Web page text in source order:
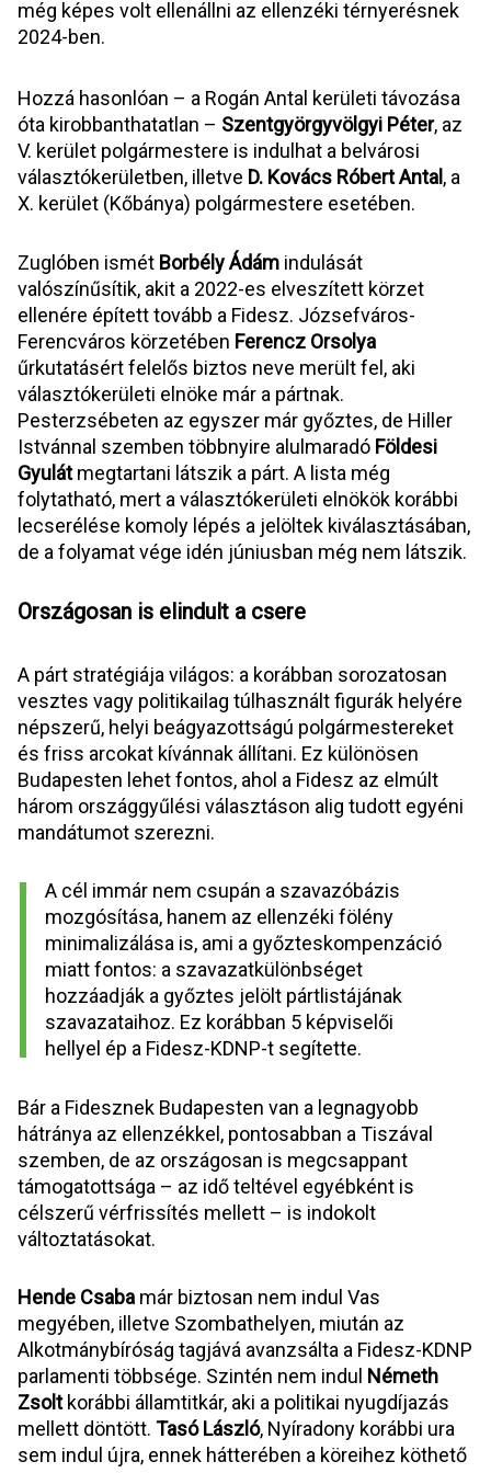
még képes volt ellenállni az ellenzéki térnyerésnek
2024-ben.
Hozzá hasonlóan – a Rogán Antal kerületi távozása
óta kirobbanthatatlan – Szentgyörgyvölgyi Péter, az
V. kerület polgármestere is indulhat a belvárosi
választókerületben, illetve D. Kovács Róbert Antal , a
X. kerület (Kőbánya) polgármestere esetében.
Zuglóben ismét Borbély Ádám indulását
valószínűsítik, akit a 2022-es elveszített körzet
ellenére épített tovább a Fidesz. Józsefváros-
Ferencváros körzetében Ferencz Orsolya
űrkutatásért felelős biztos neve merült fel, aki
választókerületi elnöke már a pártnak.
Pesterzsébeten az egyszer már győztes, de Hiller
Istvánnal szemben többnyire alulmaradó Földesi
Gyulát megtartani látszik a párt. A lista még
folytatható, mert a választókerületi elnökök korábbi
lecserélése komoly lépés a jelöltek kiválasztásában,
de a folyamat vége idén júniusban még nem látszik.
Országosan is elindult a csere
A párt stratégiája világos: a korábban sorozatosan
vesztes vagy politikailag túlhasznált figurák helyére
népszerű, helyi beágyazottságú polgármestereket
és friss arcokat kívánnak állítani. Ez különösen
Budapesten lehet fontos, ahol a Fidesz az elmúlt
három országgyűlési választáson alig tudott egyéni
mandátumot szerezni.
A cél immár nem csupán a szavazóbázis
mozgósítása, hanem az ellenzéki fölény
minimalizálása is, ami a győzteskompenzáció
miatt fontos: a szavazatkülönbséget
hozzáadják a győztes jelölt pártlistájának
szavazataihoz. Ez korábban 5 képviselői
hellyel ép a Fidesz-KDNP-t segítette.
Bár a Fidesznek Budapesten van a legnagyobb
hátránya az ellenzékkel, pontosabban a Tiszával
szemben, de az országosan is megcsappant
támogatottsága – az idő teltével egyébként is
célszerű vérfrissítés mellett – is indokolt
változtatásokat.
Hende Csaba már biztosan nem indul Vas
megyében, illetve Szombathelyen, miután az
Alkotmánybíróság tagjává avanzsálta a Fidesz-KDNP
parlamenti többsége. Szintén nem indul Németh
Zsolt korábbi államtitkár, aki a politikai nyugdíjazás
mellett döntött. Tasó László, Nyíradony korábbi ura
sem indul újra, ennek hátterében a köreihez köthető